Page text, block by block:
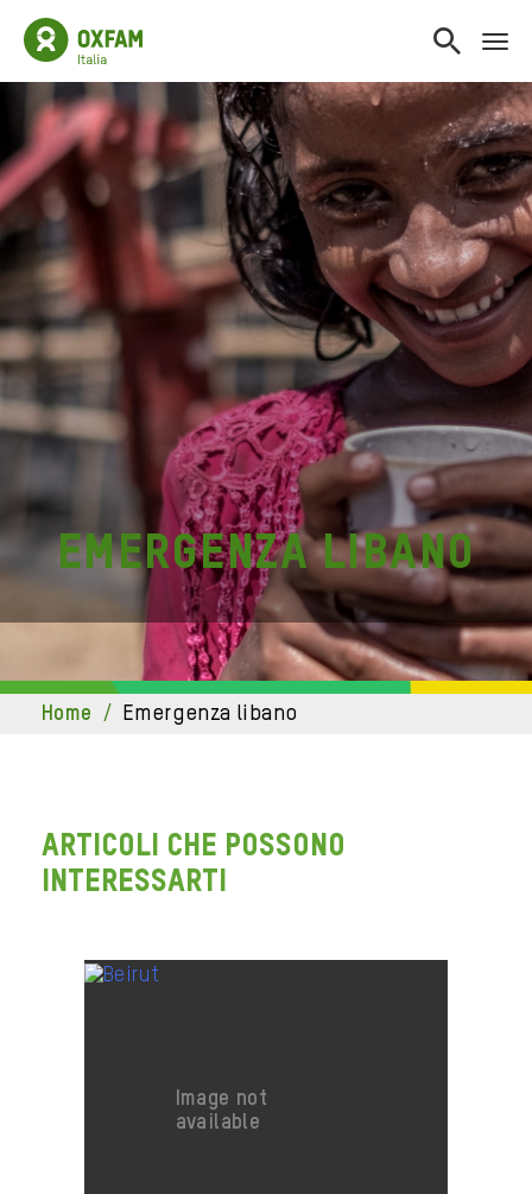
emergenza libano
home / emergenza libano
ARTICOLI CHE POSSONO
INTERESSARTI